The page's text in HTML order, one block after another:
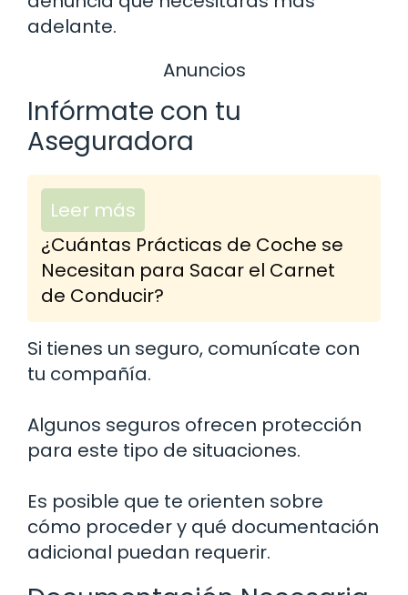
adelante.
Anuncios
Infórmate con tu
Aseguradora
Leer más
¿Cuántas Prácticas de Coche se
Necesitan para Sacar el Carnet
de Conducir?
Si tienes un seguro, comunícate con
tu compañía.
Algunos seguros ofrecen protección
para este tipo de situaciones.
Es posible que te orienten sobre
cómo proceder y qué documentación
adicional puedan requerir.